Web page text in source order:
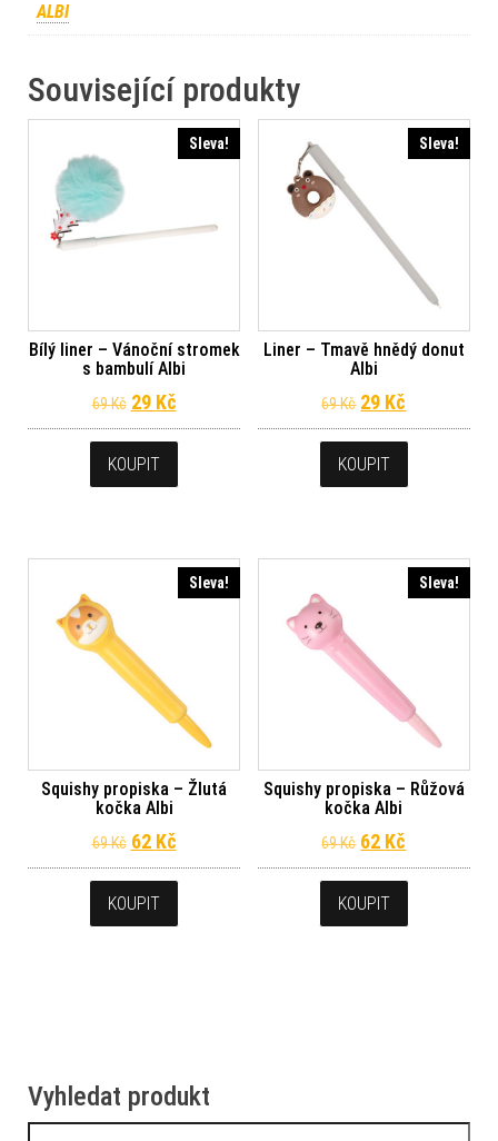
ALBI
Související produkty
Sleva!
Bílý liner – Vánoční stromek
s bambulí Albi
69Kč Původní cena byla: 69 Kč.
29 KčAktuální cena je: 29 Kč.
KOUPIT
Sleva!
Liner – Tmavě hnědý donut
Albi
69Kč Původní cena
29 Kč
KOUPIT
Sleva!
Squishy propiska – Žlutá
kočka Albi
69Kč Původní cena byla: 69 Kč.
62 KčAktuální cena je: 62 Kč.
KOUPIT
Sleva!
Squishy propiska – Růžová
kočka Albi
69Kč Původní cena
62 Kč
KOUPIT
Vyhledat produkt